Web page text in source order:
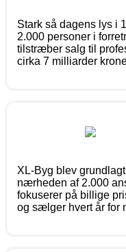
Stark så dagens lys i
2.000 personer i
tilstræber salg til
cirka 7 milliarder
XL-Byg blev
nærheden af 2.000
fokuserer på billige
og sælger hvert år for